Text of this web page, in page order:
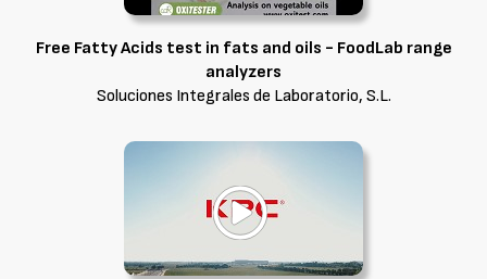
Free Fatty Acids test in fats and oils - FoodLab range
analyzers
Soluciones Integrales de Laboratorio, S.L.